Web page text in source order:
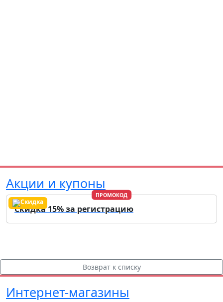
Акции и купоны
ПРОМОКОД
Скидка 15% за регистрацию
Возврат к списку
Интернет-магазины